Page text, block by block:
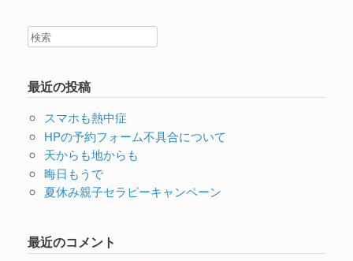
最近の投稿
スマホも熱中症
HPの予約フォーム不具合について
天からも地からも
晦日もうで
夏休み親子セラピーキャンペーン
最近のコメント